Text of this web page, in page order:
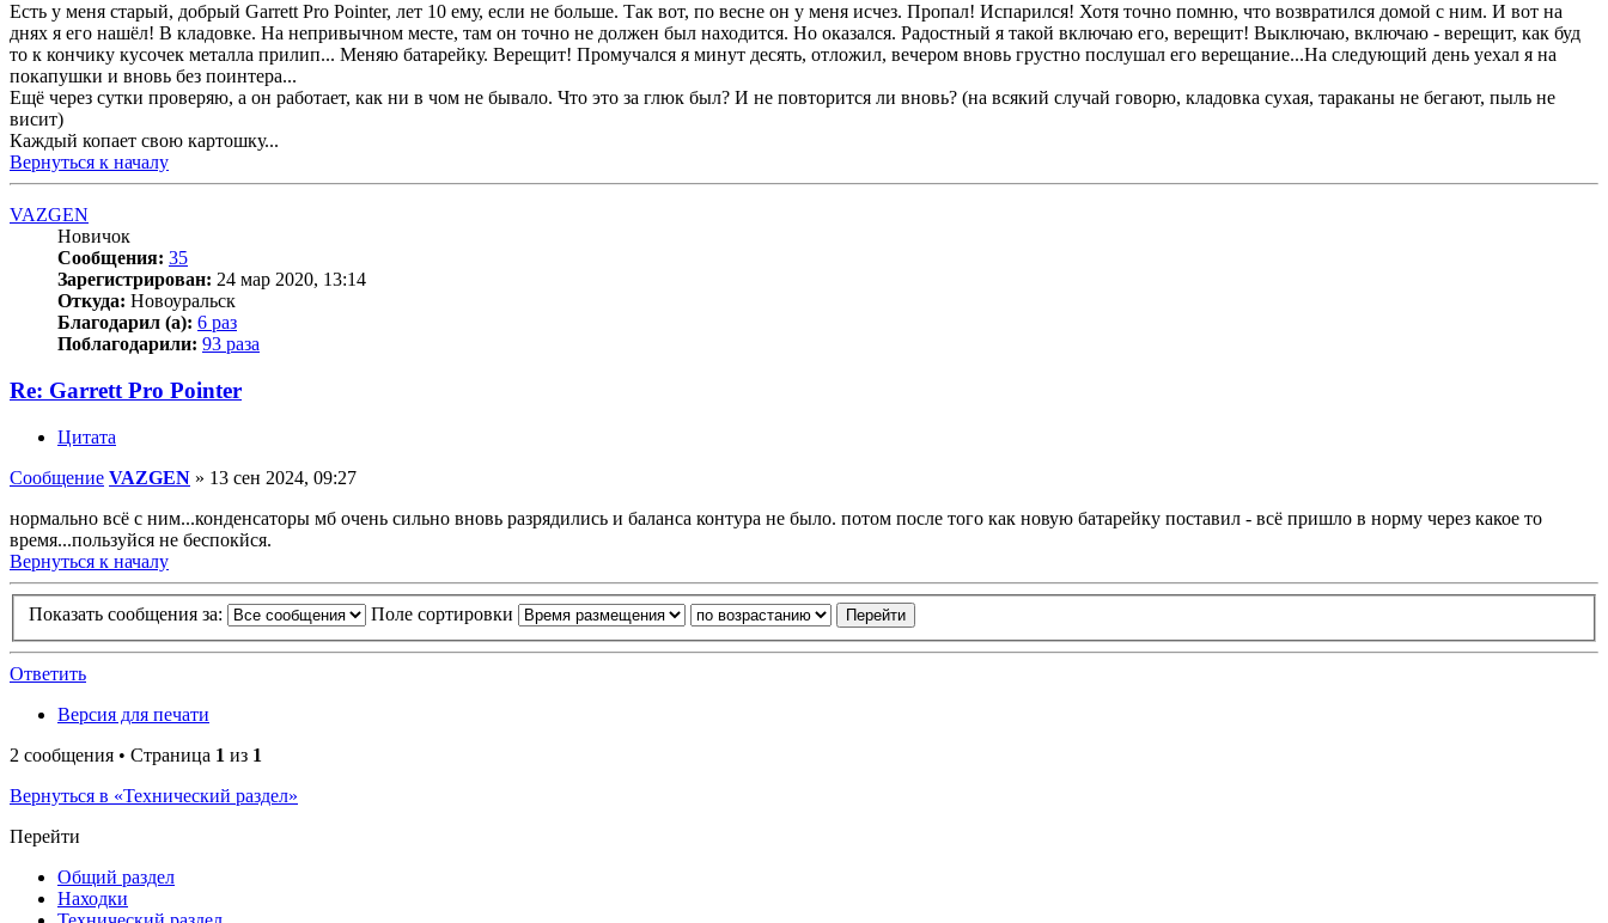
Есть у меня старый, добрый Garrett Pro Pointer, лет 10 ему, если не больше. Так вот, по весне он у меня исчез. Пропал! Испарился! Хотя точно помню, что возвратился домой с ним. И вот на
днях я его нашёл! В кладовке. На непривычном месте, там он точно не должен был находится. Но оказался. Радостный я такой включаю его, верещит! Выключаю, включаю - верещит, как буд
то к кончику кусочек металла прилип... Меняю батарейку. Верещит! Промучался я минут десять, отложил, вечером вновь грустно послушал его верещание...На следующий день уехал я на
покапушки и вновь без поинтера...
Ещё через сутки проверяю, а он работает, как ни в чом не бывало. Что это за глюк был? И не повторится ли вновь? (на всякий случай говорю, кладовка сухая, тараканы не бегают, пыль не
висит)
Каждый копает свою картошку...
Вернуться к началу
VAZGEN
Новичок
Сообщения: 35
Зарегистрирован: 24 мар 2020, 13:14
Откуда: Новоуральск
Благодарил (а): 6 раз
Поблагодарили: 93 раза
Re: Garrett Pro Pointer
Цитата
Сообщение VAZGEN » 13 сен 2024, 09:27
нормально всё с ним...конденсаторы мб очень сильно вновь разрядились и баланса контура не было. потом после того как новую батарейку поставил - всё пришло в норму через какое то
время...пользуйся не беспокйся.
Вернуться к началу
Показать сообщения за: Поле сортировки
Ответить
Версия для печати
2 сообщения • Страница 1 из 1
Вернуться в «Технический раздел»
Перейти
Общий раздел
Находки